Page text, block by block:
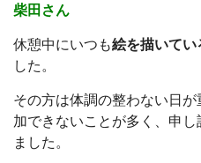
柴田さん
休憩中にいつも絵を描いてい
した。
その方は体調の整わない日
加できないことが多く、申
ました。